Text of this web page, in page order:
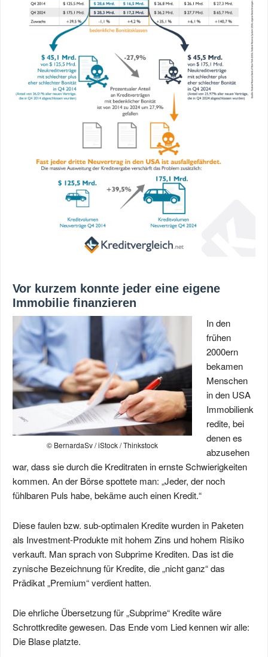
Vor kurzem konnte jeder eine eigene
Immobilie finanzieren
© BernardaSv / iStock / Thinkstock
In den
frühen
2000ern
bekamen
Menschen
in den USA
Immobilienk
redite, bei
denen es
abzusehen
war, dass sie durch die Kreditraten in ernste Schwierigkeiten
kommen. An der Börse spottete man: „Jeder, der noch
fühlbaren Puls habe, bekäme auch einen Kredit.“
Diese faulen bzw. sub-optimalen Kredite wurden in Paketen
als Investment-Produkte mit hohem Zins und hohem Risiko
verkauft. Man sprach von Subprime Krediten. Das ist die
zynische Bezeichnung für Kredite, die „nicht ganz“ das
Prädikat „Premium“ verdient hatten.
Die ehrliche Übersetzung für „Subprime“ Kredite wäre
Schrottkredite gewesen. Das Ende vom Lied kennen wir alle:
Die Blase platzte.